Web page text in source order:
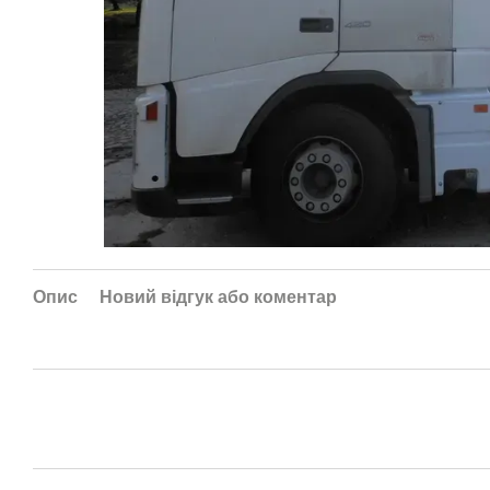
Опис Новий відгук або коментар